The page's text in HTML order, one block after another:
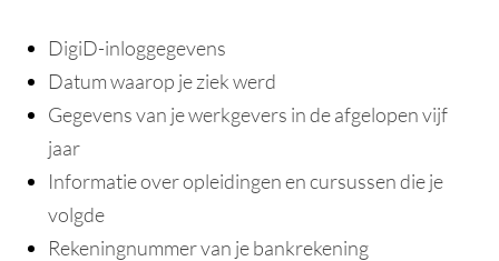
DigiD-inloggegevens
Datum waarop je ziek werd
Gegevens van je werkgevers in de afgelopen vijf
jaar
Informatie over opleidingen en cursussen die je
volgde
Rekeningnummer van je bankrekening